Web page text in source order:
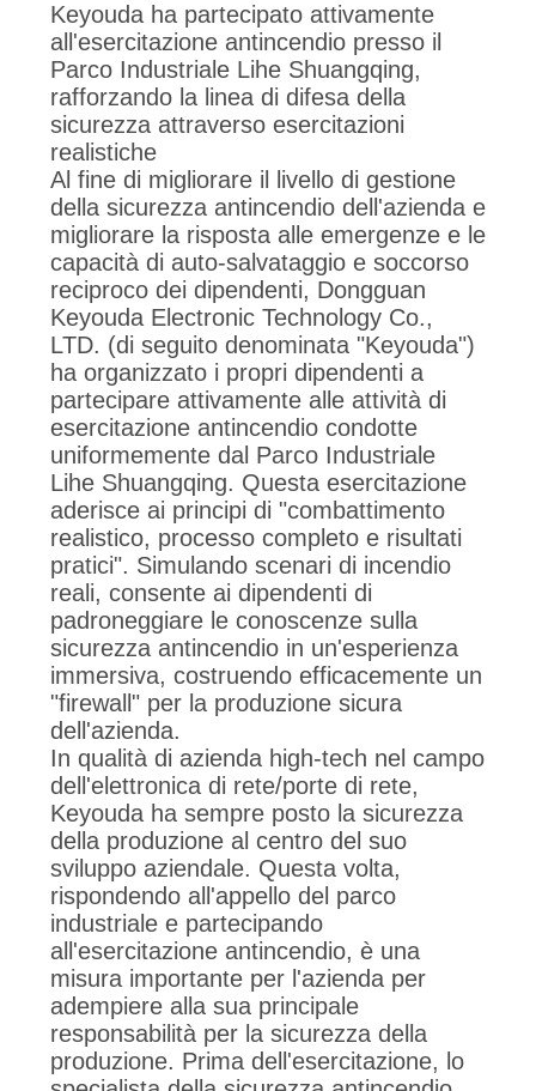
Keyouda ha partecipato attivamente
all'esercitazione antincendio presso il
Parco Industriale Lihe Shuangqing,
rafforzando la linea di difesa della
sicurezza attraverso esercitazioni
realistiche
Al fine di migliorare il livello di gestione
della sicurezza antincendio dell'azienda e
migliorare la risposta alle emergenze e le
capacità di auto-salvataggio e soccorso
reciproco dei dipendenti, Dongguan
Keyouda Electronic Technology Co.,
LTD. (di seguito denominata "Keyouda")
ha organizzato i propri dipendenti a
partecipare attivamente alle attività di
esercitazione antincendio condotte
uniformemente dal Parco Industriale
Lihe Shuangqing. Questa esercitazione
aderisce ai principi di "combattimento
realistico, processo completo e risultati
pratici". Simulando scenari di incendio
reali, consente ai dipendenti di
padroneggiare le conoscenze sulla
sicurezza antincendio in un'esperienza
immersiva, costruendo efficacemente un
"firewall" per la produzione sicura
dell'azienda.
In qualità di azienda high-tech nel campo
dell'elettronica di rete/porte di rete,
Keyouda ha sempre posto la sicurezza
della produzione al centro del suo
sviluppo aziendale. Questa volta,
rispondendo all'appello del parco
industriale e partecipando
all'esercitazione antincendio, è una
misura importante per l'azienda per
adempiere alla sua principale
responsabilità per la sicurezza della
produzione. Prima dell'esercitazione, lo